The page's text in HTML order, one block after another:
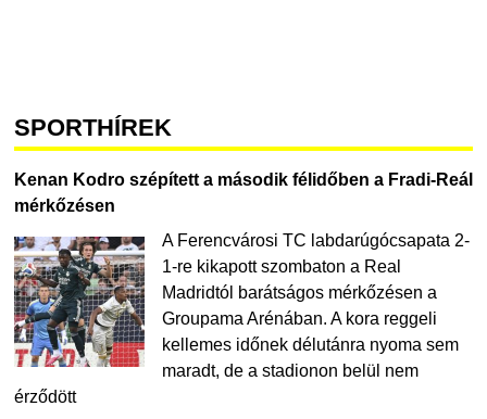
SPORTHÍREK
Kenan Kodro szépített a második félidőben a Fradi-Reál
mérkőzésen
A Ferencvárosi TC labdarúgócsapata 2-
1-re kikapott szombaton a Real
Madridtól barátságos mérkőzésen a
Groupama Arénában. A kora reggeli
kellemes időnek délutánra nyoma sem
maradt, de a stadionon belül nem
érződött